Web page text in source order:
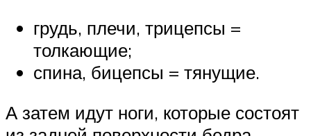
грудь, плечи, трицепсы =
толкающие;
спина, бицепсы = тянущие.
А затем идут ноги, которые состоят